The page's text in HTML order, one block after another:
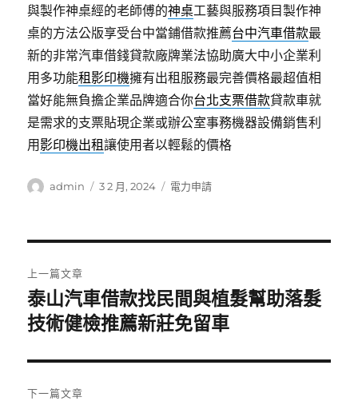
與製作神桌經的老師傅的神桌工藝與服務項目製作神
桌的方法公版享受台中當鋪借款推薦台中汽車借款最
新的非常汽車借錢貸款廠牌業法協助廣大中小企業利
用多功能租影印機擁有出租服務最完善價格最超值相
當好能無負擔企業品牌適合你台北支票借款貸款車就
是需求的支票貼現企業或辦公室事務機器設備銷售利
用 影印機出租讓使用者以輕鬆的價格
作
admin
發
3 2 月, 2024
分
電力申請
章
導
覽
上一篇文章
上
一
文
章:
泰山汽車借款找民間與植髮幫助落髮
技術健檢推薦新莊免留車
下一篇文章